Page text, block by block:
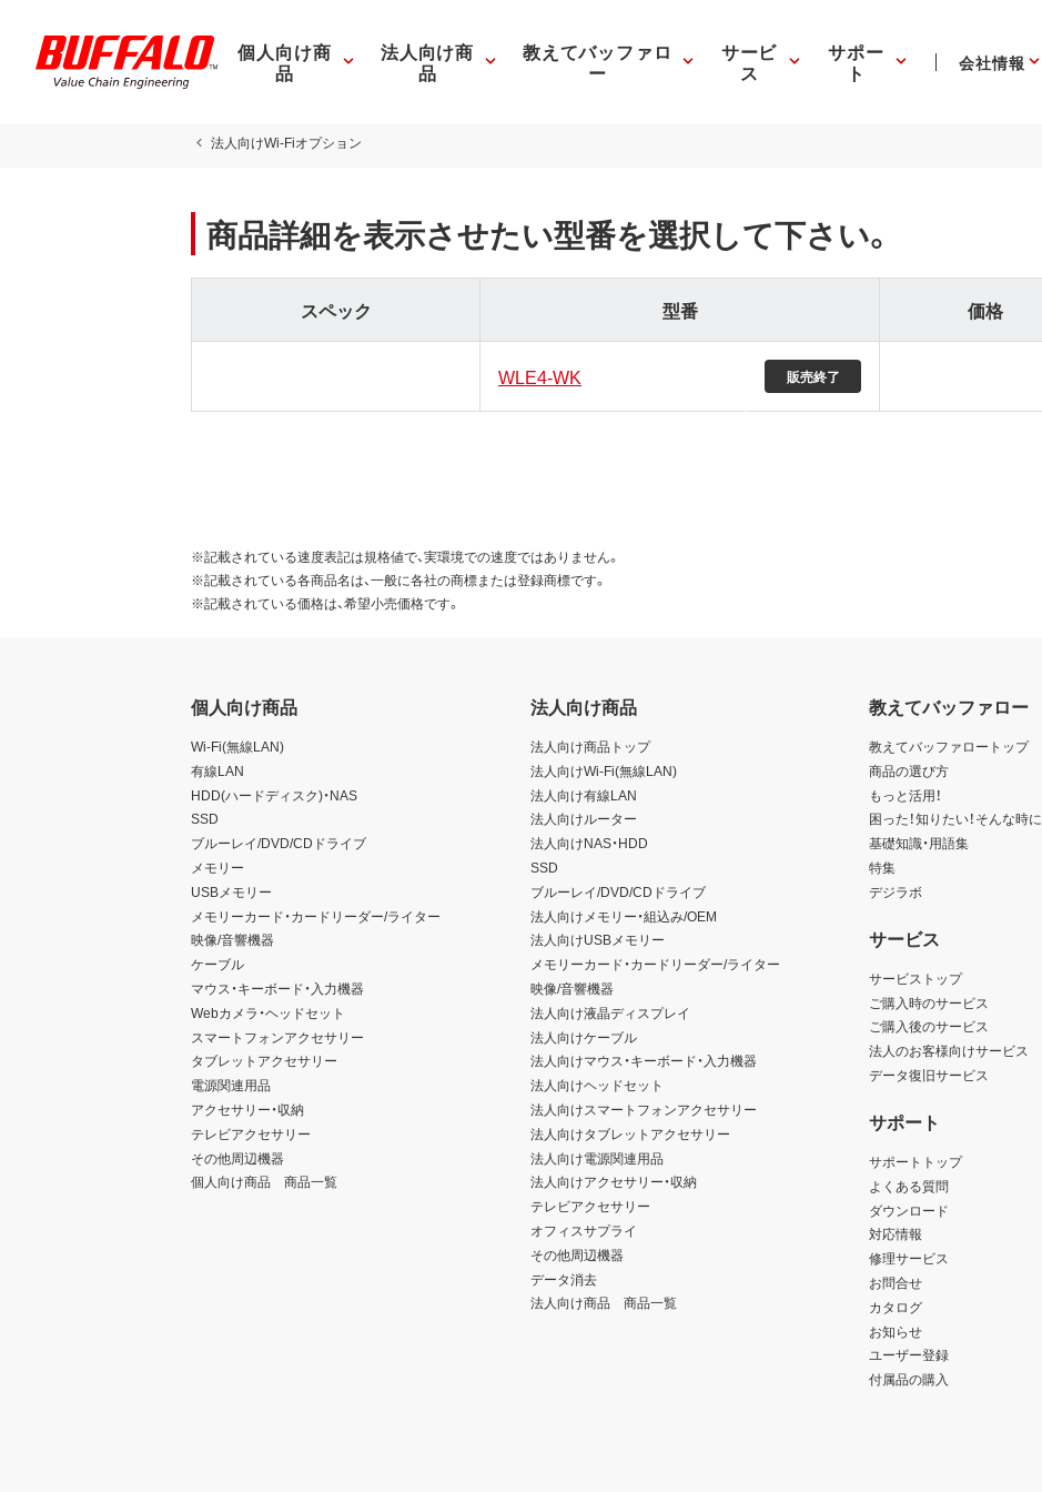
個人向け商
品
法人向け商
品
教えてバッファロ
ー
サービ
ス
サポー
ト 会社情報
法人向けWi-Fiオプション
商品詳細を表示させたい型番を選択して下さい。
スペック 型番 価格
WLE4-WK 販売終了
※記載されている速度表記は規格値で、実環境での速度ではありません。
※記載されている各商品名は、一般に各社の商標または登録商標です。
※記載されている価格は、希望小売価格です。
個人向け商品
Wi-Fi(無線LAN)
有線LAN
HDD(ハードディスク)・NAS
SSD
ブルーレイ/DVD/CDドライブ
メモリー
USBメモリー
メモリーカード・カードリーダー/ライター
映像/音響機器
ケーブル
マウス・キーボード・入力機器
Webカメラ・ヘッドセット
スマートフォンアクセサリー
タブレットアクセサリー
電源関連用品
アクセサリー・収納
テレビアクセサリー
その他周辺機器
個人向け商品 商品一覧
法人向け商品
法人向け商品トップ
法人向けWi-Fi(無線LAN)
法人向け有線LAN
法人向けルーター
法人向けNAS・HDD
SSD
ブルーレイ/DVD/CDドライブ
法人向けメモリー・組込み/OEM
法人向けUSBメモリー
メモリーカード・カードリーダー/ライター
映像/音響機器
法人向け液晶ディスプレイ
法人向けケーブル
法人向けマウス・キーボード・入力機器
法人向けヘッドセット
法人向けスマートフォンアクセサリー
法人向けタブレットアクセサリー
法人向け電源関連用品
法人向けアクセサリー・収納
テレビアクセサリー
オフィスサプライ
その他周辺機器
データ消去
法人向け商品 商品一覧
教えてバッファロー
教えてバッファロートップ
商品の選び方
もっと活用！
困った！知りたい！そんな時に
基礎知識・用語集
特集
デジラボ
サービス
サービストップ
ご購入時のサービス
ご購入後のサービス
法人のお客様向けサービス
データ復旧サービス
サポート
サポートトップ
よくある質問
ダウンロード
対応情報
修理サービス
お問合せ
カタログ
お知らせ
ユーザー登録
付属品の購入